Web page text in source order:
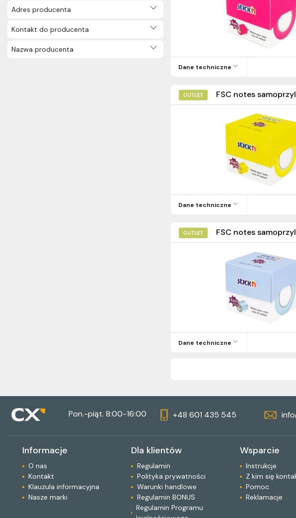
Adres producenta
Kontakt do producenta
Nazwa producenta
Dane techniczne
FSC notes
Dane techniczne
FSC notes
Dane techniczne
Pon.-piąt. 8:00-16:00 +48 601 435 545
Informacje
O nas
Kontakt
Klauzula informacyjna
Nasze marki
Dla klientów
Regulamin
Polityka prywatności
Warunki handlowe
Regulamin BONUS
Regulamin Programu
Wsparcie
Instrukcje
Z kim się
Pomoc
Reklamacje